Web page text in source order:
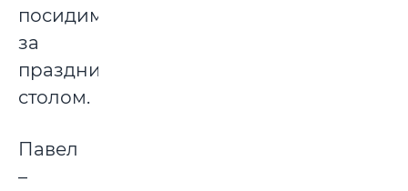
посидим
за
праздничным
столом.
Павел
–